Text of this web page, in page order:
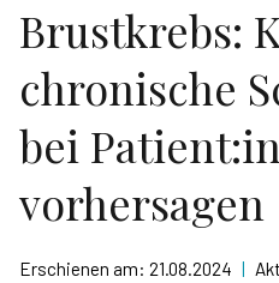
Brustkrebs:
chronische
bei
vorhersagen
Erschienen am: 21.08.2024 |